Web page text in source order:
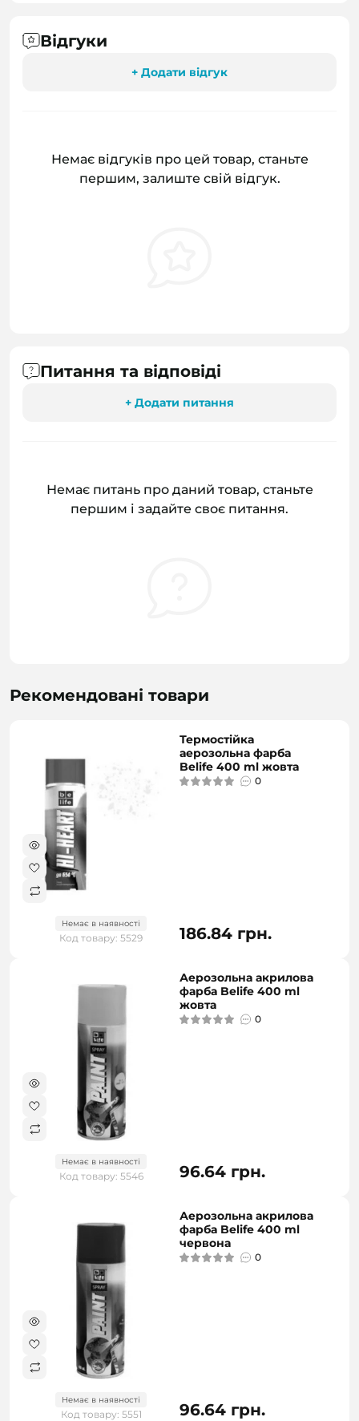
Відгуки
+ Додати відгук
Немає відгуків про цей товар, станьте
першим, залиште свій відгук.
Питання та відповіді
+ Додати питання
Немає питань про даний товар, станьте
першим і задайте своє питання.
Рекомендовані товари
Немає в наявності
Код товару: 5529
Термостійка
аерозольна фарба
Belife 400 ml жовта
0
186.84 грн.
Немає в наявності
Код товару: 5546
Аерозольна акрилова
фарба Belife 400 ml
жовта
0
96.64 грн.
Немає в наявності
Код товару: 5551
Аерозольна акрилова
фарба Belife 400 ml
червона
0
96.64 грн.